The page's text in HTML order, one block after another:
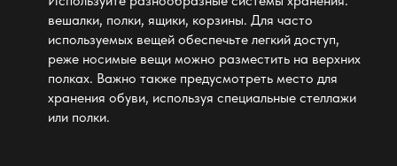
вешалки, полки, ящики, корзины. Для часто
используемых вещей обеспечьте легкий доступ,
реже носимые вещи можно разместить на верхних
полках. Важно также предусмотреть место для
хранения обуви, используя специальные стеллажи
или полки.